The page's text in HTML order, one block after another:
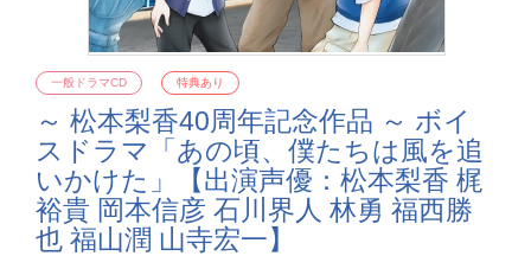
～ 松本梨香40周年記念作品 ～ ボイ
スドラマ「あの頃、僕たちは風を追
いかけた」【出演声優：松本梨香 梶
裕貴 岡本信彦 石川界人 林勇 福西勝
也 福山潤 山寺宏一】
一般ドラマCD 特典あり